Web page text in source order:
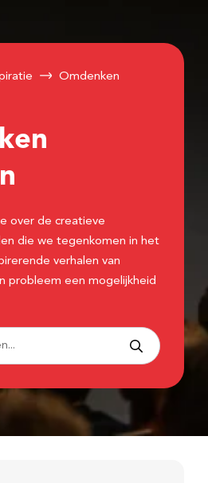
Omdenken
over de creatieve
die we tegenkomen in het
verhalen van
probleem een mogelijkheid